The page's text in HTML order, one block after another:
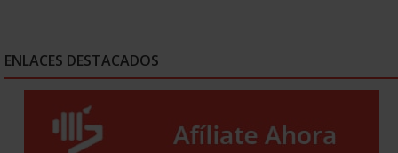
ENLACES DESTACADOS